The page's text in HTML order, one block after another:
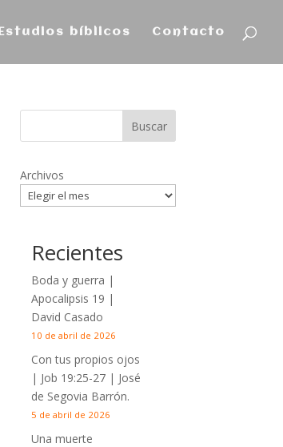
Estudios bíblicos Contacto
Archivos
Recientes
Boda y guerra |
Apocalipsis 19 |
David Casado
10 de abril de 2026
Con tus propios ojos
| Job 19:25-27 | José
de Segovia Barrón.
5 de abril de 2026
Una muerte